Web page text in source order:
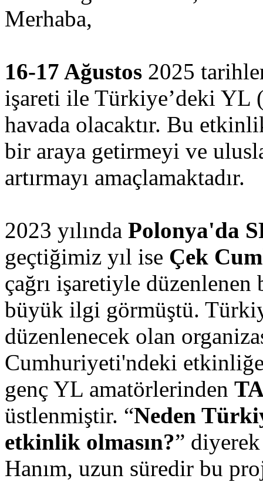
Merhaba,
16-17 Ağustos 2025
işareti ile Türkiye’deki YL
havada olacaktır. Bu
bir araya getirmeyi ve
artırmayı amaçlamaktadır.
2023 yılında Polonya'da
geçtiğimiz yıl ise Çek
çağrı işaretiyle
büyük ilgi görmüştü.
düzenlenecek olan
Cumhuriyeti'ndeki
genç YL amatörlerinden
üstlenmiştir. “Neden
etkinlik olmasın?”
Hanım, uzun süredir bu